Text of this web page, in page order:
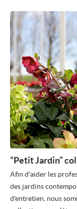
“Petit Jardin”
Afin d'aider les
des jardins
d'entretien, nous